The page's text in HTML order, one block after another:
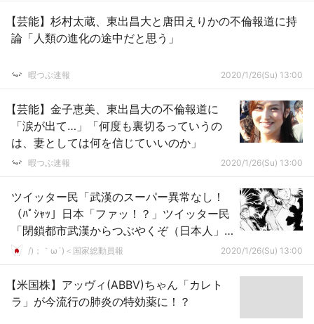
【芸能】杉村太蔵、東出昌大と唐田えりかの不倫報道に持
論「人類の進化の途中だと思う」
暇つぶ速報 2020/1/26(Su) 13:00
【芸能】金子恵美、東出昌大の不倫報道に
「涙が出て…」「何度も裏切るっていうの
は、妻としては何を信じていいのか」
暇つぶ速報 2020/1/26(Su) 13:00
ツイッター民「武漢のスーパー異常なし！
（ﾊﾟｼｬｯ」日本「ファッ！？」ツイッター民
「閉鎖都市武漢からつぶやくぞ（日本人」
→
/)；｀ω´)＜国家総動員報 2020/1/26(Su) 13:00
【米国株】アッヴィ(ABBV)ちゃん「カレト
ラ」が今流行の肺炎の特効薬に！？